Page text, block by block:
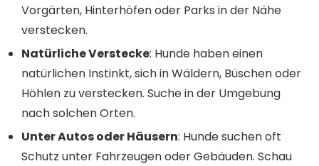
Vorgärten, Hinterhöfen oder Parks in der Nähe
verstecken.
Natürliche Verstecke: Hunde haben einen
natürlichen Instinkt, sich in Wäldern, Büschen oder
Höhlen zu verstecken. Suche in der Umgebung
nach solchen Orten.
Unter Autos oder Häusern: Hunde suchen oft
Schutz unter Fahrzeugen oder Gebäuden. Schau